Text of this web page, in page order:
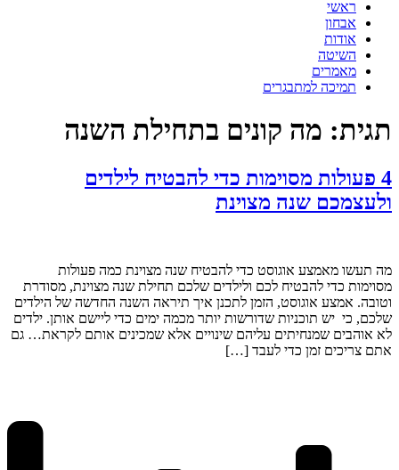
ראשי
אבחון
אודות
השיטה
מאמרים
תמיכה למתבגרים
תגית: מה קונים בתחילת השנה
4 פעולות מסוימות כדי להבטיח לילדים
ולעצמכם שנה מצוינת
מה תעשו מאמצע אוגוסט כדי להבטיח שנה מצוינת כמה פעולות
מסוימות כדי להבטיח לכם ולילדים שלכם תחילת שנה מצוינת, מסודרת
וטובה. אמצע אוגוסט, הזמן לתכנן איך תיראה השנה החדשה של הילדים
שלכם, כי יש תוכניות שדורשות יותר מכמה ימים כדי ליישם אותן. ילדים
לא אוהבים שמנחיתים עליהם שינויים אלא שמכינים אותם לקראת… גם
אתם צריכים זמן כדי לעבד […]